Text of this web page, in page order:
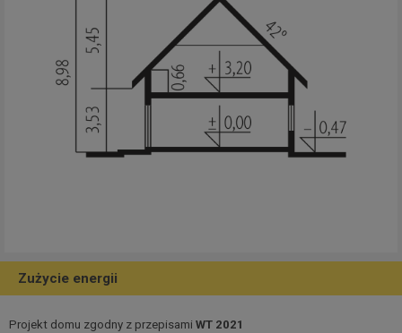
Zużycie energii
Projekt domu zgodny z przepisami WT 2021